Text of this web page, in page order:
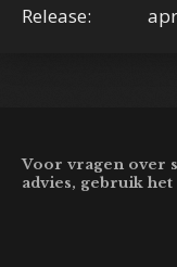
Release:
Voor vragen over
advies, gebruik